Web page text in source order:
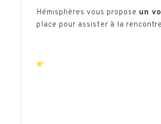
Hémisphères vous propose un
place pour assister à la rencontre